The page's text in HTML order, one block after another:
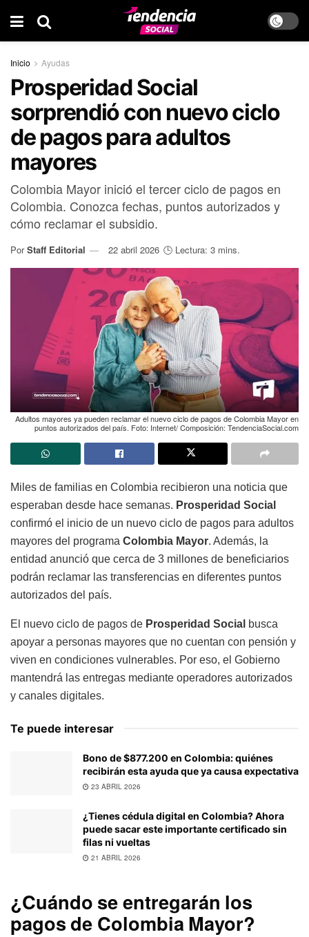
Inicio Ayudas
Prosperidad Social
sorprendió con nuevo ciclo
de pagos para adultos
mayores
Colombia Mayor inició el tercer ciclo de pagos en
Colombia. Conozca fechas, puntos autorizados y
cómo reclamar el subsidio.
Por Staff Editorial 22 abril 2026 🕒 Lectura: 3 mins.
Adultos mayores ya pueden reclamar el nuevo ciclo de pagos de Colombia Mayor en
puntos autorizados del país. Foto: Internet/ Composición: TendenciaSocial.com
Miles de familias en Colombia recibieron una noticia que
esperaban desde hace semanas. Prosperidad Social
confirmó el inicio de un nuevo ciclo de pagos para adultos
mayores del programa Colombia Mayor. Además, la
entidad anunció que cerca de 3 millones de beneficiarios
podrán reclamar las transferencias en diferentes puntos
autorizados del país.
El nuevo ciclo de pagos de Prosperidad Social busca
apoyar a personas mayores que no cuentan con pensión y
viven en condiciones vulnerables. Por eso, el Gobierno
mantendrá las entregas mediante operadores autorizados
y canales digitales.
Te puede interesar
Bono de $877.200 en Colombia: quiénes
recibirán esta ayuda que ya causa expectativa
23 ABRIL 2026
¿Tienes cédula digital en Colombia? Ahora
puede sacar este importante certificado sin
filas ni vueltas
21 ABRIL 2026
¿Cuándo se entregarán los
pagos de Colombia Mayor?